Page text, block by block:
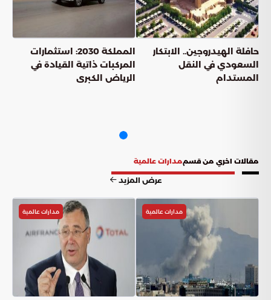
حافلة الهيدروجين.. الابتكار
السعودي في النقل
المستدام
المملكة 2030: استثمارات
المركبات ذاتية القيادة في
الرياض الكبرى
مقالات اخري من قسممدارات عالمية
عرض المزيد
مدارات عالمية مدارات عالمية